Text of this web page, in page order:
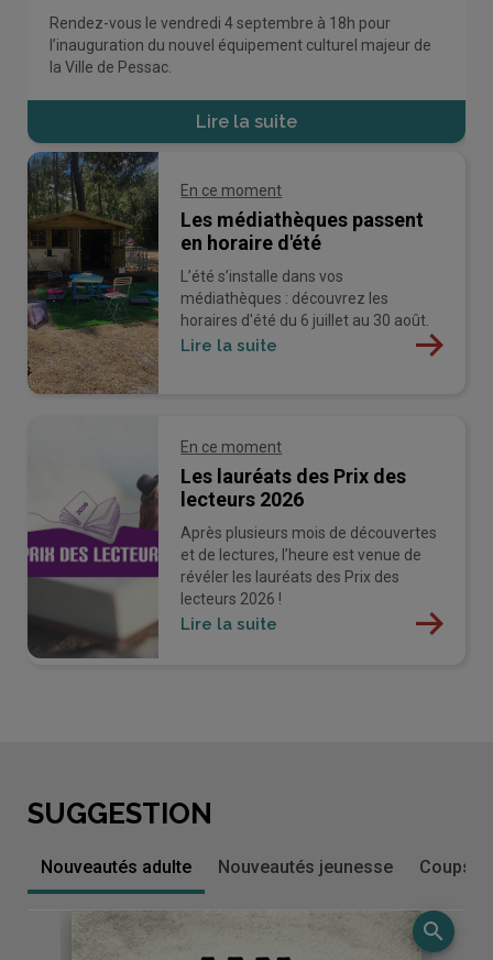
Rendez-vous le vendredi 4 septembre à 18h pour
l’inauguration du nouvel équipement culturel majeur de
la Ville de Pessac.
Lire la suite
En ce moment
Les médiathèques passent
en horaire d'été
L’été s’installe dans vos
médiathèques : découvrez les
horaires d'été du 6 juillet au 30 août.
Lire la suite
En ce moment
Les lauréats des Prix des
lecteurs 2026
Après plusieurs mois de découvertes
et de lectures, l’heure est venue de
révéler les lauréats des Prix des
lecteurs 2026 !
Lire la suite
SUGGESTION
Nouveautés adulte Nouveautés jeunesse Coups
search